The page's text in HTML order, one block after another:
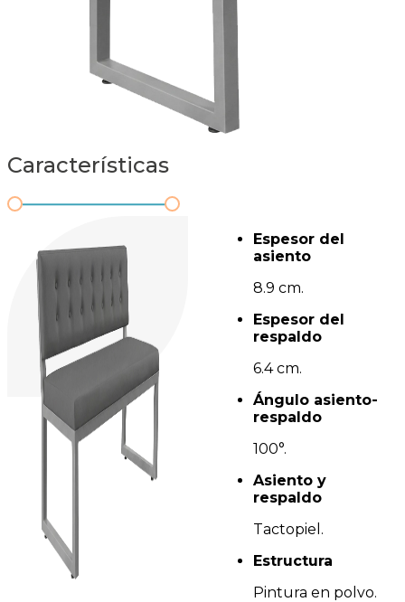
Características
Espesor del
asiento
8.9 cm.
Espesor del
respaldo
6.4 cm.
Ángulo asiento-
respaldo
100°.
Asiento y
respaldo
Tactopiel.
Estructura
Pintura en polvo.